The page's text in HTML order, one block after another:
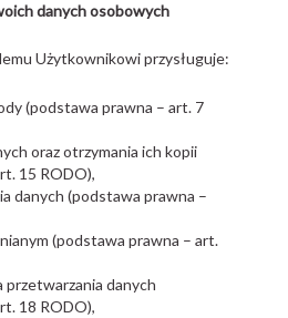
danych osobowych
Użytkownikowi przysługuje:
(podstawa prawna – art. 7
oraz otrzymania ich kopii
15 RODO),
danych (podstawa prawna –
(podstawa prawna – art.
przetwarzania danych
18 RODO),